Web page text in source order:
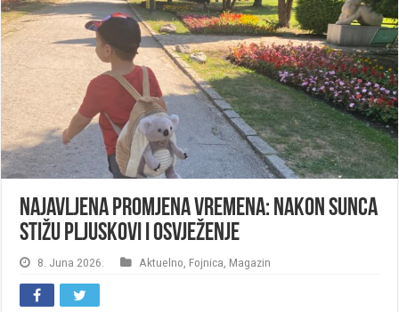
Najavljena promjena vremena: Nakon sunca
stižu pljuskovi i osvježenje
8. Juna 2026. Aktuelno Fojnica Magazin